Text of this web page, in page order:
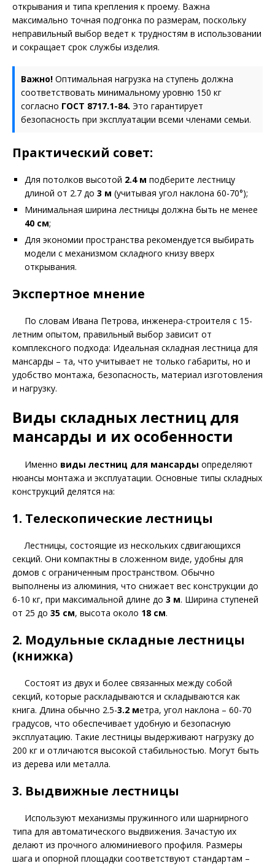
открывания и типа крепления к проему. Важна
максимально точная подгонка по размерам, поскольку
неправильный выбор ведет к трудностям в использовании
и сокращает срок службы изделия.
Важно! Оптимальная нагрузка на ступень должна
соответствовать минимальному уровню 150 кг
согласно ГОСТ 8717.1-84. Это гарантирует
безопасность при эксплуатации всеми членами семьи.
Практический совет:
Для потолков высотой 2.4 м подберите лестницу
длиной от 2.7 до 3 м (учитывая угол наклона 60-70°);
Минимальная ширина лестницы должна быть не менее
40 см;
Для экономии пространства рекомендуется выбирать
модели с механизмом складного книзу вверх
открывания.
Экспертное мнение
По словам Ивана Петрова, инженера-строителя с 15-
летним опытом, правильный выбор зависит от
комплексного подхода: Идеальная складная лестница для
мансарды – та, что учитывает не только габариты, но и
удобство монтажа, безопасность, материал изготовления
и нагрузку.
Виды складных лестниц для
мансарды и их особенности
Именно виды лестниц для мансарды определяют
нюансы монтажа и эксплуатации. Основные типы складных
конструкций делятся на:
1. Телескопические лестницы
Лестницы, состоящие из нескольких сдвигающихся
секций. Они компактны в сложенном виде, удобны для
домов с ограниченным пространством. Обычно
выполнены из алюминия, что снижает вес конструкции до
6-10 кг, при максимальной длине до 3 м. Ширина ступеней
от 25 до 35 см, высота около 18 см.
2. Модульные складные лестницы
(книжка)
Состоят из двух и более связанных между собой
секций, которые раскладываются и складываются как
книга. Длина обычно 2.5-3.2 метра, угол наклона – 60-70
градусов, что обеспечивает удобную и безопасную
эксплуатацию. Такие лестницы выдерживают нагрузку до
200 кг и отличаются высокой стабильностью. Могут быть
из дерева или металла.
3. Выдвижные лестницы
Используют механизмы пружинного или шарнирного
типа для автоматического выдвижения. Зачастую их
делают из прочного алюминиевого профиля. Размеры
шага и опорной площадки соответствуют стандартам –